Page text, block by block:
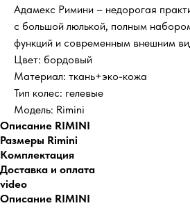
Адамекс Римини – недорогая
с большой люлькой, полным
функций и современным внешним
Цвет: бордовый
Материал: ткань+эко-кожа
Тип колес: гелевые
Модель: Rimini
Описание RIMINI
Размеры Rimini
Комплектация
Доставка и оплата
video
Описание RIMINI